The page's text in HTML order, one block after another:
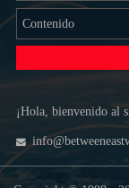
¡Hola, bienvenido al